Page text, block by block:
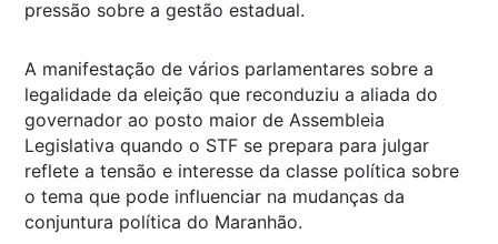
pressão sobre a gestão estadual.
A manifestação de vários parlamentares sobre a
legalidade da eleição que reconduziu a aliada do
governador ao posto maior de Assembleia
Legislativa quando o STF se prepara para julgar
reflete a tensão e interesse da classe política sobre
o tema que pode influenciar na mudanças da
conjuntura política do Maranhão.